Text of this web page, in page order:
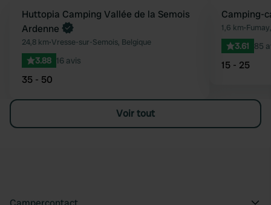
Préféré
Reserve maintenant
Huttopia Camping Vallée de la Semois
Ardenne
24,8 km•Vresse-sur-Semois, Belgique
3.88 16 avis
35 - 50
Camping-
1,6 km•
3.61 85
15 - 25
Voir tout